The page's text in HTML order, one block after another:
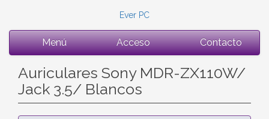
Ever PC
Menú Acceso Contacto
Auriculares Sony MDR-ZX110W/
Jack 3.5/ Blancos